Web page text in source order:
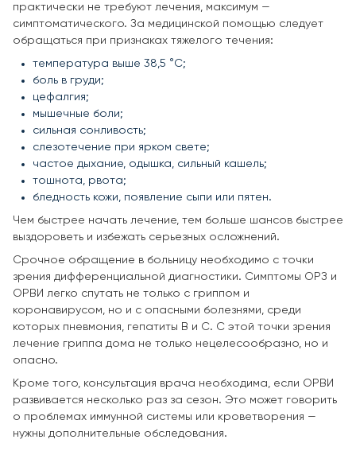
практически не требуют лечения, максимум —
симптоматического. За медицинской помощью следует
обращаться при признаках тяжелого течения:
температура выше 38,5 °C;
боль в груди;
цефалгия;
мышечные боли;
сильная сонливость;
слезотечение при ярком свете;
частое дыхание, одышка, сильный кашель;
тошнота, рвота;
бледность кожи, появление сыпи или пятен.
Чем быстрее начать лечение, тем больше шансов быстрее
выздороветь и избежать серьезных осложнений.
Срочное обращение в больницу необходимо с точки
зрения дифференциальной диагностики. Симптомы ОРЗ и
ОРВИ легко спутать не только с гриппом и
коронавирусом, но и с опасными болезнями, среди
которых пневмония, гепатиты В и С. С этой точки зрения
лечение гриппа дома не только нецелесообразно, но и
опасно.
Кроме того, консультация врача необходима, если ОРВИ
развивается несколько раз за сезон. Это может говорить
о проблемах иммунной системы или кроветворения —
нужны дополнительные обследования.